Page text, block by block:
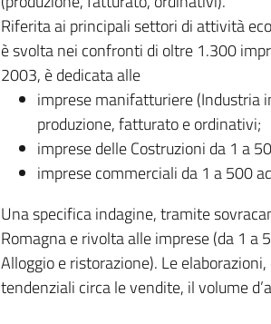
Riferita ai principali settori di attività
è svolta nei confronti di oltre 1.300
2003, è dedicata alle
imprese manifatturiere (Industria
produzione, fatturato e ordinativi;
imprese delle Costruzioni da 1 a
imprese commerciali da 1 a 500
Una specifica indagine, tramite
Romagna e rivolta alle imprese (da 1 a
Alloggio e ristorazione). Le
tendenziali circa le vendite, il volume